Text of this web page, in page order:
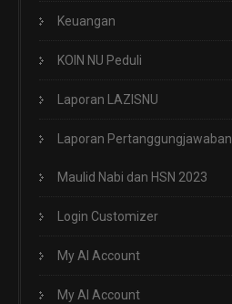
Keuangan
KOIN NU Peduli
Laporan LAZISNU
Laporan Pertanggungjawaban
Maulid Nabi dan HSN 2023
Login Customizer
My AI Account
My AI Account